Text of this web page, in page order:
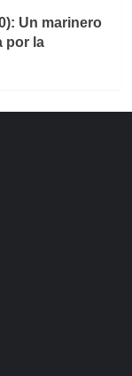
Un marinero
por la